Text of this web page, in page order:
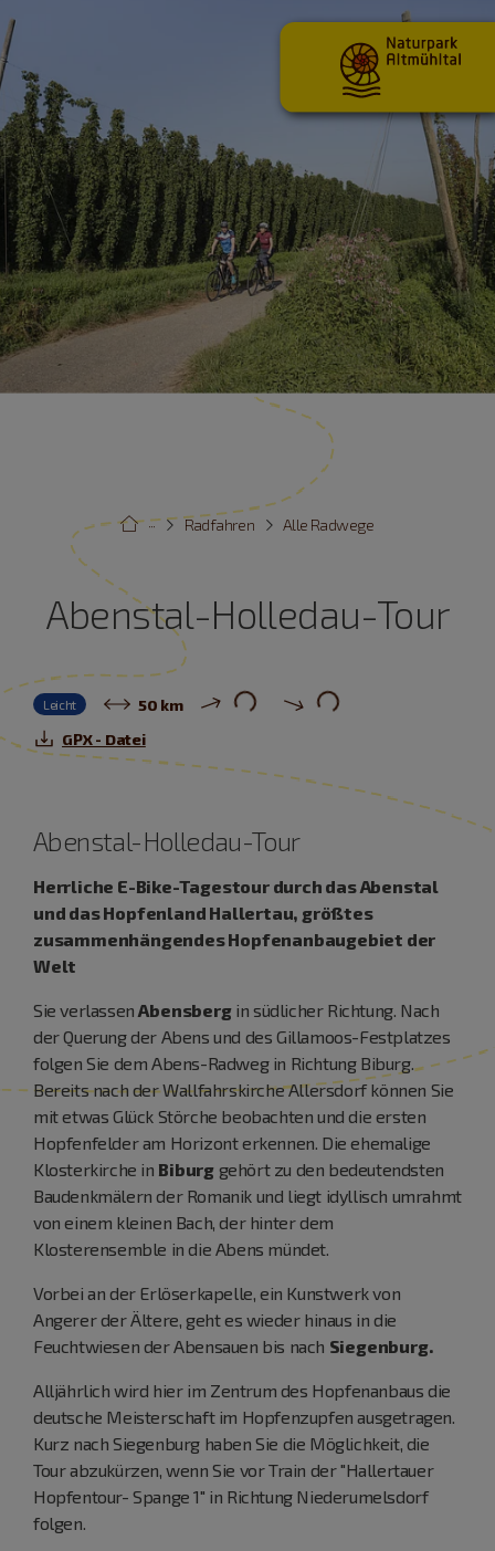
Alle Radwege
Radfahren
···
Abenstal-Holledau-Tour
Leicht
50 km
GPX - Datei
Abenstal-Holledau-Tour
Herrliche E-Bike-Tagestour durch das Abenstal
und das Hopfenland Hallertau, größtes
zusammenhängendes Hopfenanbaugebiet der
Welt
Sie verlassenAbensbergin südlicher Richtung. Nach
der Querung der Abens und des Gillamoos-Festplatzes
folgen Sie dem Abens-Radweg in Richtung Biburg.
Bereits nach der Wallfahrskirche Allersdorf können Sie
mit etwas Glück Störche beobachten und die ersten
Hopfenfelder am Horizont erkennen. Die ehemalige
Klosterkirche in Biburg gehört zu den bedeutendsten
Baudenkmälern der Romanik und liegt idyllisch umrahmt
von einem kleinen Bach, der hinter dem
Klosterensemble in die Abens mündet.
Vorbei an der Erlöserkapelle, ein Kunstwerk von
Angerer der Ältere, geht es wieder hinaus in die
Feuchtwiesen der Abensauen bis nach Siegenburg.
Alljährlich wird hier im Zentrum des Hopfenanbaus die
deutsche Meisterschaft im Hopfenzupfen ausgetragen.
Kurz nach Siegenburg haben Sie die Möglichkeit, die
Tour abzukürzen, wenn Sie vor Train der "Hallertauer
Hopfentour- Spange 1" in Richtung Niederumelsdorf
folgen.